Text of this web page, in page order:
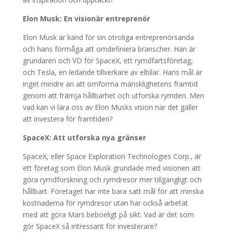
Elon Musk: En visionär entreprenör
Elon Musk är känd för sin otroliga entreprenörsanda
och hans förmåga att omdefiniera branscher. Han är
grundaren och VD för SpaceX, ett rymdfartsföretag,
och Tesla, en ledande tillverkare av elbilar. Hans mål är
inget mindre än att omforma mänsklighetens framtid
genom att främja hållbarhet och utforska rymden. Men
vad kan vi lära oss av Elon Musks vision när det gäller
att investera för framtiden?
SpaceX: Att utforska nya gränser
SpaceX, eller Space Exploration Technologies Corp., är
ett företag som Elon Musk grundade med visionen att
göra rymdforskning och rymdresor mer tillgängligt och
hållbart. Företaget har inte bara satt mål för att minska
kostnaderna för rymdresor utan har också arbetat
med att göra Mars beboeligt på sikt. Vad är det som
gör SpaceX så intressant för investerare?